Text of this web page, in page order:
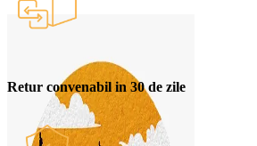
Retur convenabil in 30 de zile